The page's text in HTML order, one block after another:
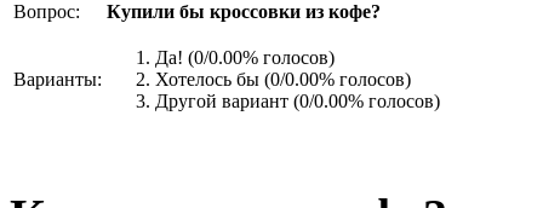
Вопрос: Купили бы кроссовки из кофе?
Варианты:
Да! (0/0.00% голосов)
Хотелось бы (0/0.00% голосов)
Другой вариант (0/0.00% голосов)